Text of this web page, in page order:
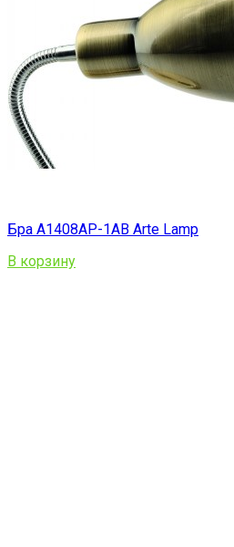
Бра A1408AP-1AB Arte Lamp
В корзину